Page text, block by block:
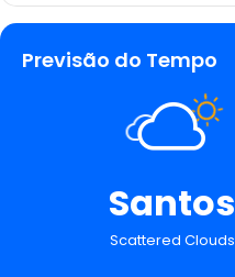
Previsão do Tempo
Santos
Scattered Clouds